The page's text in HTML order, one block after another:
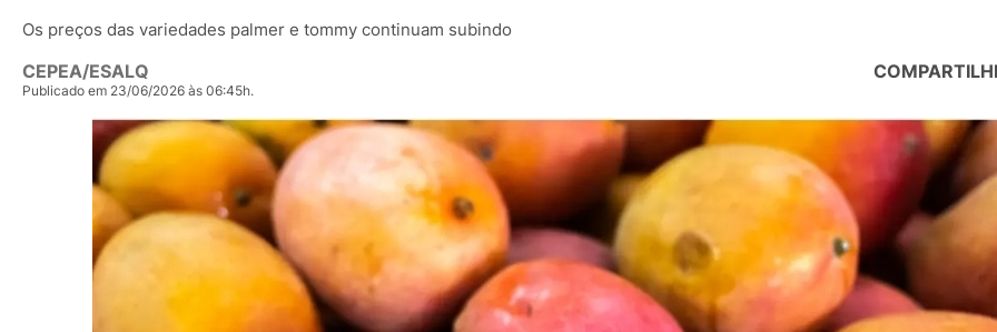
Os preços das variedades palmer e tommy continuam subindo
CEPEA/ESALQ
Publicado em 23/06/2026 às 06:45h.